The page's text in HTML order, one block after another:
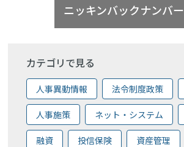
ニッキンバックナンバー
カテゴリで見る
人事異動情報 法令制度政策
人事施策 ネット・システム
融資 投信保険 資産管理